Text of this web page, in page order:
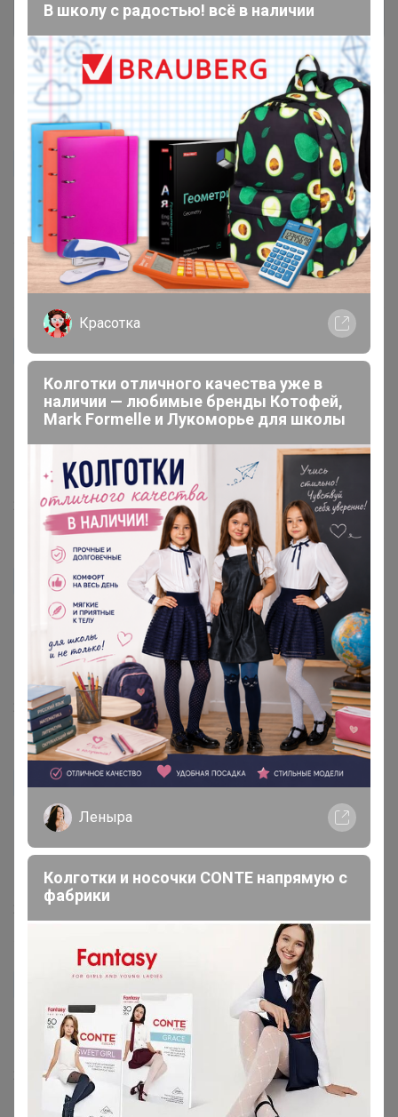
Единорог
Вообще на ура справилась, я её волокла по коридору и
ступенькам за собой в роддоме, тк помощи не было,
так что очень прочная))
1 января, 2020 20:08
Единорог
Внушительного размера, ручки пришиты
2 октября, 2019 20:06
Единорог
2 октября, 2019 20:06
Единорог
2 октября, 2019 20:05
Единорог
Взяла как сумку в роддом)) Надеюсь, выдержит
содержимое))
2 октября, 2019 20:02
В школу с радостью! всё в наличии
Красотка
Колготки отличного качества уже в
наличии — любимые бренды Котофей,
Mark Formelle и Лукоморье для школы
Леныра
Колготки и носочки CONTE напрямую с
фабрики